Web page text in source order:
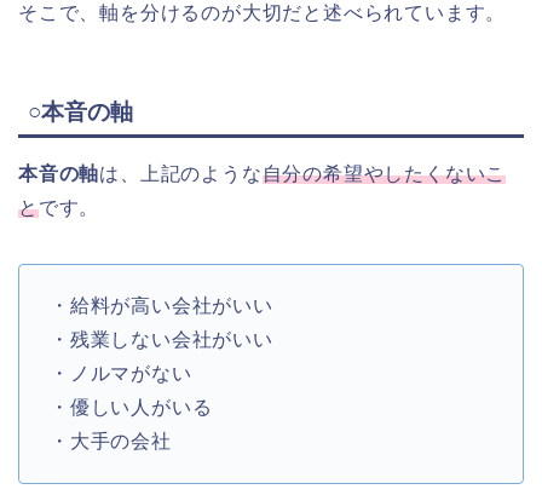
そこで、軸を分けるのが大切だと述べられています。
○本音の軸
本音の軸は、上記のような自分の希望やしたくないこ
とです。
・給料が高い会社がいい
・残業しない会社がいい
・ノルマがない
・優しい人がいる
・大手の会社